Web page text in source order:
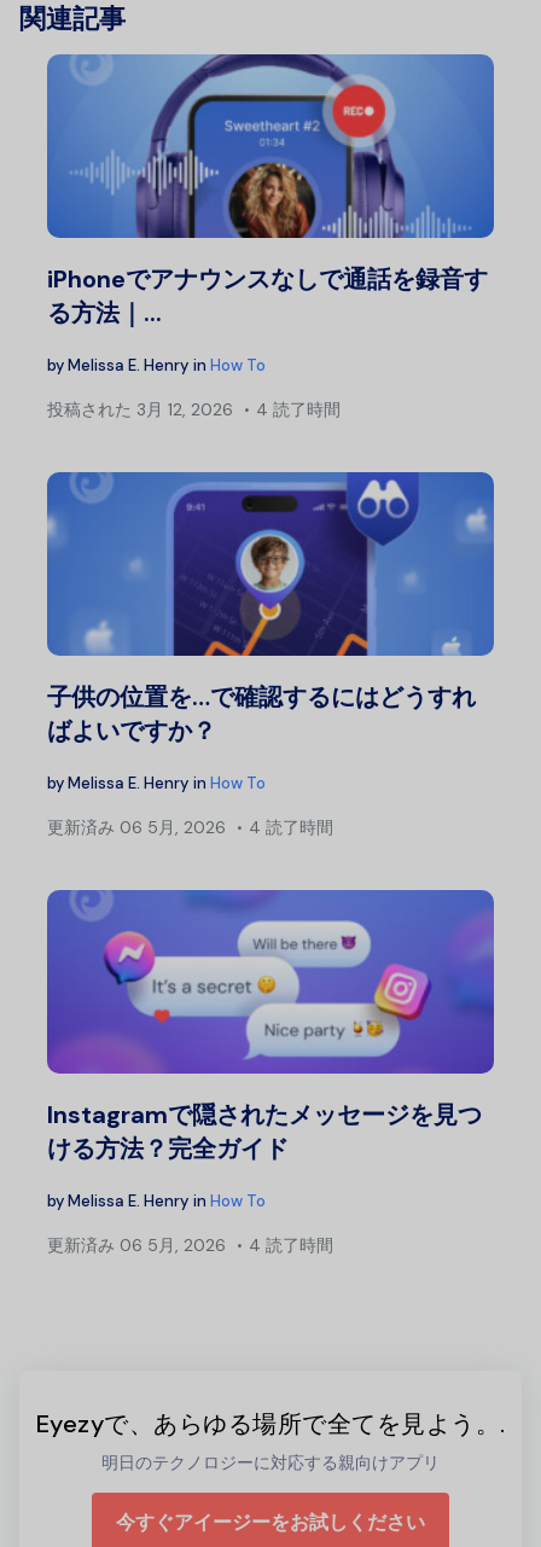
関連記事
iPhoneでアナウンスなしで通話を録音す
る方法｜...
byMelissa E. Henry in How To
投稿された 3月 12, 2026 4 読了時間
子供の位置を…で確認するにはどうすれ
ばよいですか？
byMelissa E. Henry in How To
更新済み 06 5月, 2026 4 読了時間
Instagramで隠されたメッセージを見つ
ける方法？完全ガイド
byMelissa E. Henry in How To
更新済み 06 5月, 2026 4 読了時間
Eyezyで、あらゆる場所で全てを見よう。.
明日のテクノロジーに対応する親向けアプリ
今すぐアイージーをお試しください